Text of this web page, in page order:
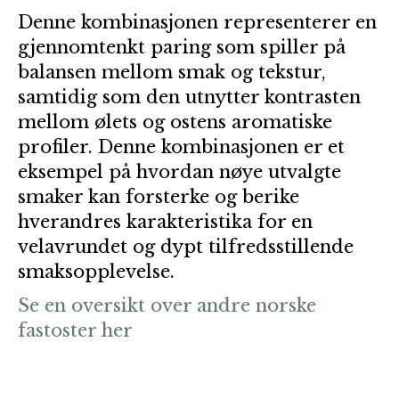
Denne kombinasjonen representerer en
gjennomtenkt paring som spiller på
balansen mellom smak og tekstur,
samtidig som den utnytter kontrasten
mellom ølets og ostens aromatiske
profiler. Denne kombinasjonen er et
eksempel på hvordan nøye utvalgte
smaker kan forsterke og berike
hverandres karakteristika for en
velavrundet og dypt tilfredsstillende
smaksopplevelse.
Se en oversikt over andre norske
fastoster her